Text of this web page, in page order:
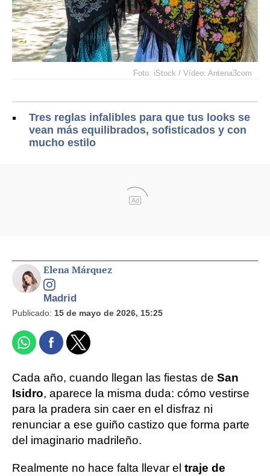
Foto: iStock / Vídeo: Antena3com
Tres reglas infalibles para que tus looks se
vean más equilibrados, sofisticados y con
mucho estilo
Ad
Elena Márquez
Madrid
Publicado: 15 de mayo de 2026, 15:25
Cada año, cuando llegan las fiestas de San
Isidro, aparece la misma duda: cómo vestirse
para la pradera sin caer en el disfraz ni
renunciar a ese guiño castizo que forma parte
del imaginario madrileño.
Realmente no hace falta llevar el traje de